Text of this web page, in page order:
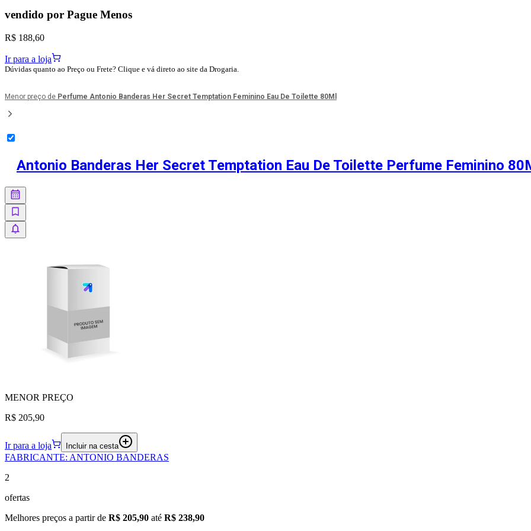
vendido por Pague Menos
R$ 188,60
Ir para a loja
Dúvidas quanto ao Preço ou Frete? Clique e vá direto ao site da Drogaria.
Menor preço de Perfume Antonio Banderas Her Secret Temptation Feminino Eau De Toilette 80Ml
Antonio Banderas Her Secret Temptation Eau De Toilette Perfume Feminino
MENOR PREÇO
R$ 205,90
Ir para a loja Incluir na cesta
FABRICANTE: ANTONIO BANDERAS
2
ofertas
Melhores preços a partir de R$ 205,90 até R$ 238,90